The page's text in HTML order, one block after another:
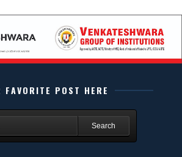
FAVORITE POST HERE
Search